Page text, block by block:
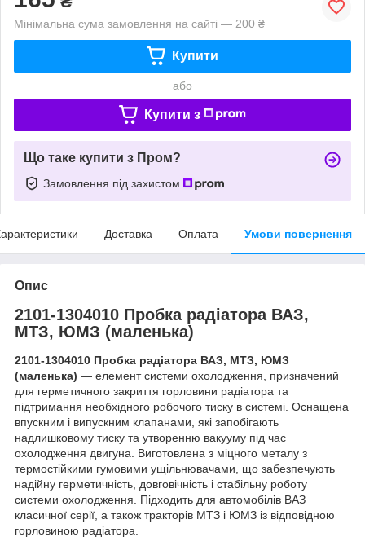
Мінімальна сума замовлення на сайті — 200 ₴
Купити
або
Купити з
Що таке купити з Пром?
Замовлення під захистом
Доставка Оплата Умови повернення
Опис
2101-1304010 Пробка радіатора ВАЗ,
МТЗ, ЮМЗ (маленька)
2101-1304010 Пробка радіатора ВАЗ, МТЗ, ЮМЗ
(маленька) — елемент системи охолодження, призначений
для герметичного закриття горловини радіатора та
підтримання необхідного робочого тиску в системі. Оснащена
впускним і випускним клапанами, які запобігають
надлишковому тиску та утворенню вакууму під час
охолодження двигуна. Виготовлена з міцного металу з
термостійкими гумовими ущільнювачами, що забезпечують
надійну герметичність, довговічність і стабільну роботу
системи охолодження. Підходить для автомобілів ВАЗ
класичної серії, а також тракторів МТЗ і ЮМЗ із відповідною
горловиною радіатора.